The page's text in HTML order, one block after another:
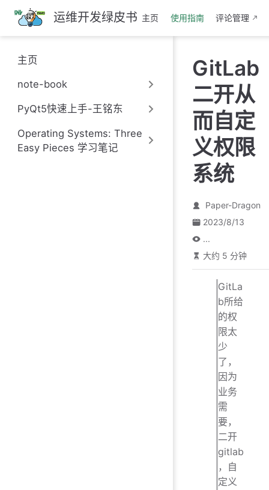
跳
至
主
要
內
运维开发绿皮书 主页 使用指南 评论管理
主页
note-book
PyQt5快速上手-王铭东
Operating Systems: Three
Easy Pieces 学习笔记
GitLab
二开从
而自定
义权限
系统
Paper-Dragon
2023/8/13
...
大约 5 分钟
GitLa
b所给
的权
限太
少
了，
因为
业务
需
要，
二开
gitlab
，自
定义